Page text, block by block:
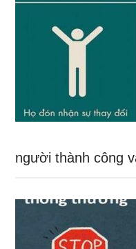
người thành công